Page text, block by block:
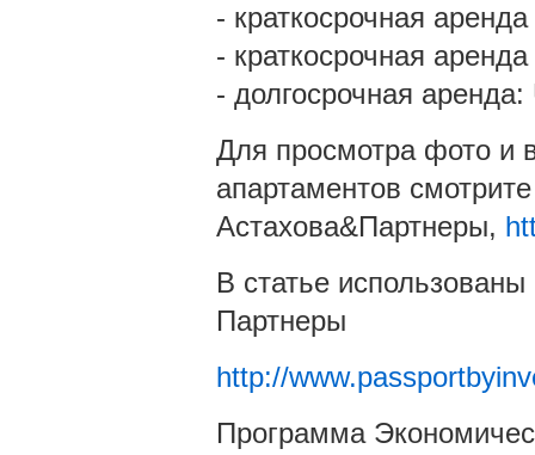
- краткосрочная
- краткосрочная
- долгосрочная
Для просмотра фото и
апартаментов
Астахова&Партнеры,
В статье
Партнеры
http://
Программа